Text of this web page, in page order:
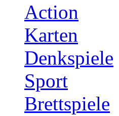
Action
Karten
Denkspiele
Sport
Brettspiele